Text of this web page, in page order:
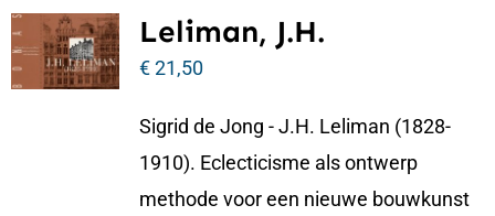
Leliman, J.H.
€21,50
Sigrid de Jong - J.H. Leliman (1828-
1910). Eclecticisme als ontwerp
methode voor een nieuwe bouwkunst